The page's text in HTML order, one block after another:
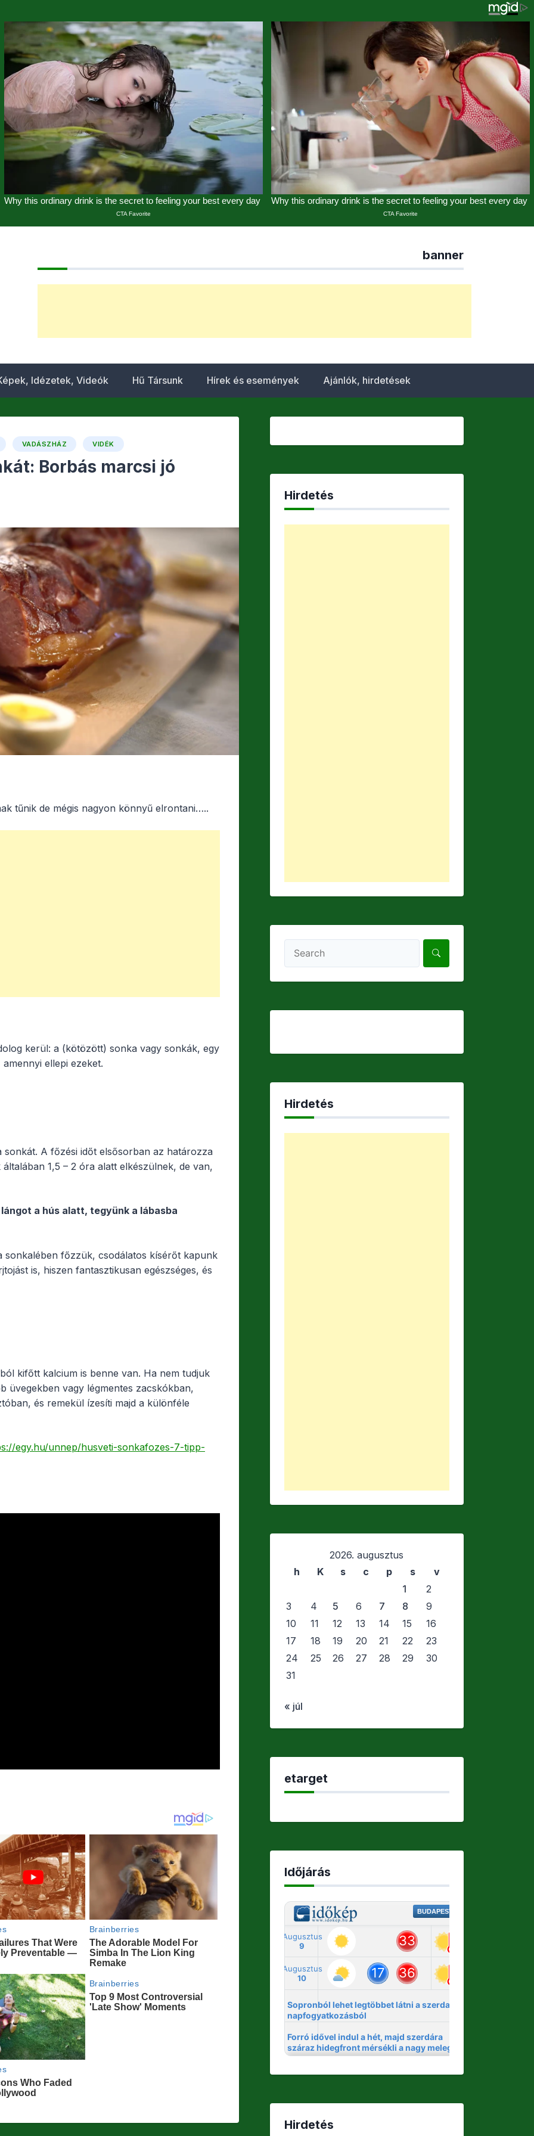
banner
Idézetek, Videók Hű Társunk Hírek és események Ajánlók, hirdetések
VADÁSZHÁZ VIDÉK
Borbás marcsi jó
tűnik de mégis nagyon könnyű elrontani…..
kerül: a (kötözött) sonka vagy sonkák, egy
ellepi ezeket.
A főzési időt elsősorban az határozza
1,5 – 2 óra alatt elkészülnek, de van,
a hús alatt, tegyünk a lábasba
sonkalében főzzük, csodálatos kísérőt kapunk
is, hiszen fantasztikusan egészséges, és
kifőtt kalcium is benne van. Ha nem tudjuk
üvegekben vagy légmentes zacskókban,
és remekül ízesíti majd a különféle
egy.hu/unnep/husveti-sonkafozes-7-tipp-
Hirdetés
Hirdetés
2026. augusztus
h
K s c p s
v
1
2
3
4 5 6 7 8
9
10
11 12 13 14 15
16
17
18 19 20 21 22
23
24
25 26 27 28 29
30
31
« júl
etarget
Időjárás
Hirdetés